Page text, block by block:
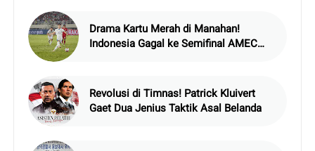
Drama Kartu Merah di Manahan!
Indonesia Gagal ke Semifinal AMEC
Revolusi di Timnas! Patrick Kluivert
Gaet Dua Jenius Taktik Asal Belanda